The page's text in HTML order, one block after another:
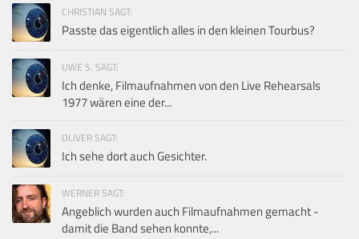
CHRISTIAN SAGT:
Passte das eigentlich alles in den kleinen Tourbus?
UWE S. SAGT:
Ich denke, Filmaufnahmen von den Live Rehearsals
1977 wären eine der...
OLIVER SAGT:
Ich sehe dort auch Gesichter.
WERNER SAGT:
Angeblich wurden auch Filmaufnahmen gemacht -
damit die Band sehen konnte,...